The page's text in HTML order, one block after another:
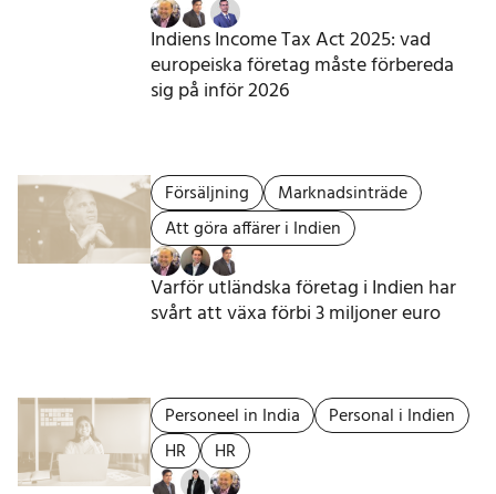
Indiens Income Tax Act 2025: vad
europeiska företag måste förbereda
sig på inför 2026
Försäljning
Marknadsinträde
Att göra affärer i Indien
Varför utländska företag i Indien har
svårt att växa förbi 3 miljoner euro
Personeel in India
Personal i Indien
HR
HR